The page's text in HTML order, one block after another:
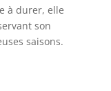
à durer, elle
son
saisons.